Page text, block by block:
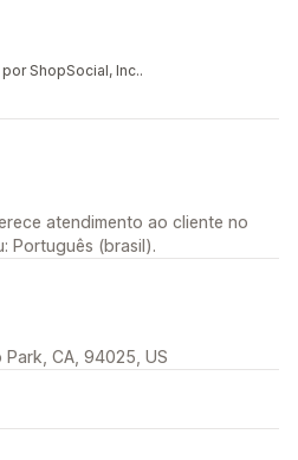
ShopSocial, Inc..
atendimento ao cliente no
Português (brasil).
CA, 94025, US